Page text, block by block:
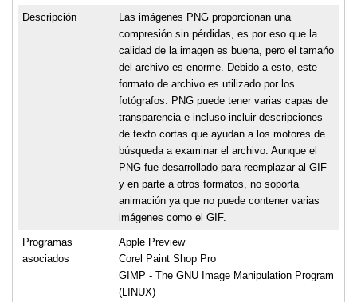
Descripción
Las imágenes PNG proporcionan una
compresión sin pérdidas, es por eso que la
calidad de la imagen es buena, pero el tamańo
del archivo es enorme. Debido a esto, este
formato de archivo es utilizado por los
fotógrafos. PNG puede tener varias capas de
transparencia e incluso incluir descripciones
de texto cortas que ayudan a los motores de
búsqueda a examinar el archivo. Aunque el
PNG fue desarrollado para reemplazar al GIF
y en parte a otros formatos, no soporta
animación ya que no puede contener varias
imágenes como el GIF.
Programas
asociados
Apple Preview
Corel Paint Shop Pro
GIMP - The GNU Image Manipulation Program
(LINUX)